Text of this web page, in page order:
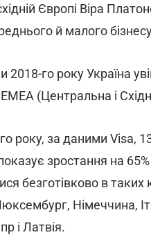
Європі Віра
й малого
го року Україна
(Центральна і
року, за даними Visa,
зростання на
безготівково в таких
Німеччина,
і Латвія.